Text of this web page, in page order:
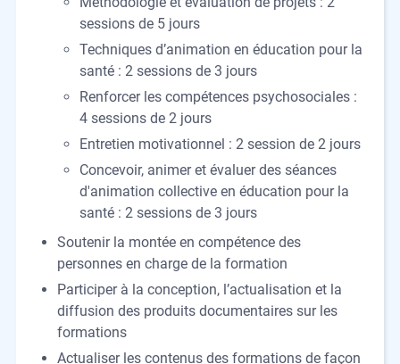
sessions de 5 jours
Techniques d’animation en éducation pour la
santé : 2 sessions de 3 jours
Renforcer les compétences psychosociales :
4 sessions de 2 jours
Entretien motivationnel : 2 session de 2 jours
Concevoir, animer et évaluer des séances
d'animation collective en éducation pour la
santé : 2 sessions de 3 jours
Soutenir la montée en compétence des
personnes en charge de la formation
Participer à la conception, l’actualisation et la
diffusion des produits documentaires sur les
formations
Actualiser les contenus des formations de façon